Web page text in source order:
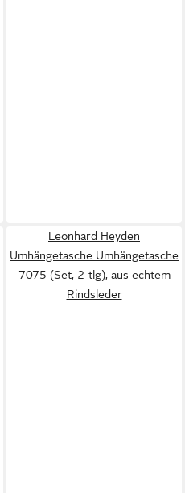
Leonhard Heyden
Umhängetasche Umhängetasche
7075 (Set, 2-tlg), aus echtem
Rindsleder